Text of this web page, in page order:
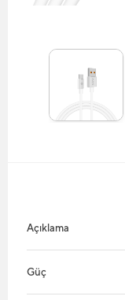
Açıklama
Güç